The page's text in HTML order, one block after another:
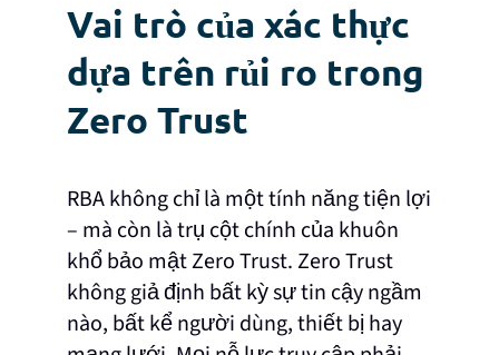
Vai trò của xác thực
dựa trên rủi ro trong
Zero Trust
RBA không chỉ là một tính năng tiện lợi
– mà còn là trụ cột chính của khuôn
khổ bảo mật Zero Trust. Zero Trust
không giả định bất kỳ sự tin cậy ngầm
nào, bất kể người dùng, thiết bị hay